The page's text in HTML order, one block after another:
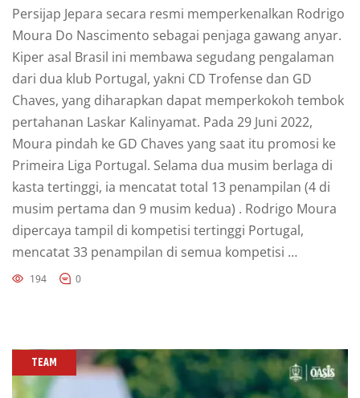
Persijap Jepara secara resmi memperkenalkan Rodrigo
Moura Do Nascimento sebagai penjaga gawang anyar.
Kiper asal Brasil ini membawa segudang pengalaman
dari dua klub Portugal, yakni CD Trofense dan GD
Chaves, yang diharapkan dapat memperkokoh tembok
pertahanan Laskar Kalinyamat. Pada 29 Juni 2022,
Moura pindah ke GD Chaves yang saat itu promosi ke
Primeira Liga Portugal. Selama dua musim berlaga di
kasta tertinggi, ia mencatat total 13 penampilan (4 di
musim pertama dan 9 musim kedua) . Rodrigo Moura
dipercaya tampil di kompetisi tertinggi Portugal,
mencatat 33 penampilan di semua kompetisi …
194 0
TEAM